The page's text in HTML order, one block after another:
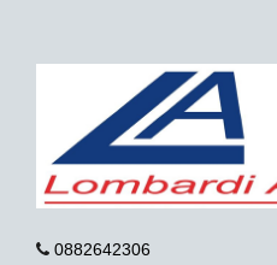
0882642306